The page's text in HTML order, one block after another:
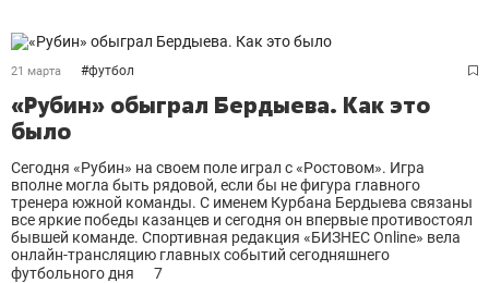
21 марта #футбол
«Рубин» обыграл Бердыева. Как это
было
Сегодня «Рубин» на своем поле играл с «Ростовом». Игра
вполне могла быть рядовой, если бы не фигура главного
тренера южной команды. С именем Курбана Бердыева связаны
все яркие победы казанцев и сегодня он впервые противостоял
бывшей команде. Спортивная редакция «БИЗНЕС Online» вела
онлайн-трансляцию главных событий сегодняшнего
футбольного дня
7